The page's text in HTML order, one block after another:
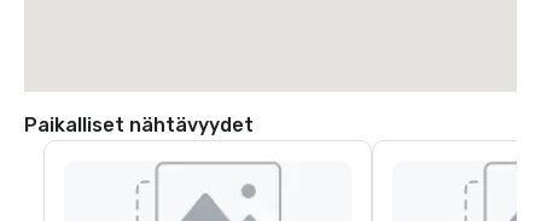
Paikalliset nähtävyydet